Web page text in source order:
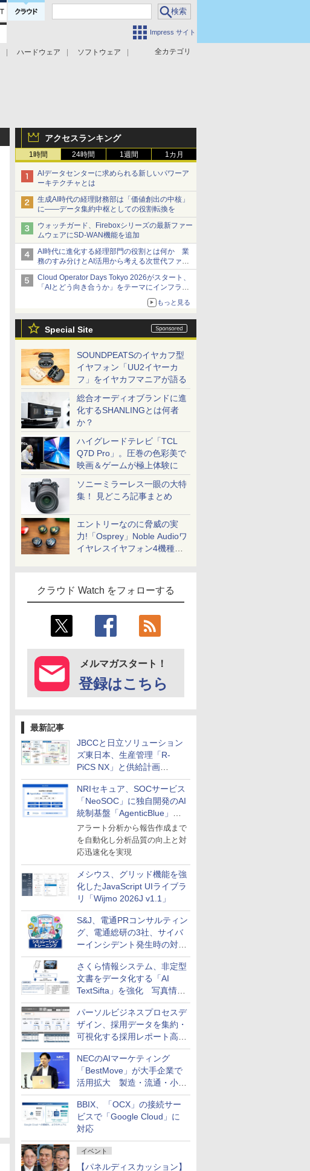
Impress サイト
全カテゴリ
ハードウェア
ソフトウェア
アクセスランキング
1時間 24時間 1週間 1カ月
AIデータセンターに求められる新しいパワーア
ーキテクチャとは
生成AI時代の経理財務部は「価値創出の中核」
に――データ集約中枢としての役割転換を
ウォッチガード、Fireboxシリーズの最新ファー
ムウェアにSD-WAN機能を追加
AI時代に進化する経理部門の役割とは何か 業
務のすみ分けとAI活用から考える次世代ファイ
ナンス戦略
Cloud Operator Days Tokyo 2026がスタート、
「AIとどう向き合うか」をテーマにインフラ運
もっと見る
Special Site
SOUNDPEATSのイヤカフ型
イヤフォン「UU2イヤーカ
フ」をイヤカフマニアが語る
総合オーディオブランドに進
化するSHANLINGとは何者
か？
ハイグレードテレビ「TCL
Q7D Pro」。圧巻の色彩美で
映画＆ゲームが極上体験に
ソニーミラーレス一眼の大特
集！ 見どころ記事まとめ
エントリーなのに脅威の実
力!「Osprey」Noble Audioワ
イヤレスイヤフォン4機種を
クラウド Watch をフォローする
メルマガスタート！
登録はこちら
最新記事
JBCCと日立ソリューション
ズ東日本、生産管理「R-
PiCS NX」と供給計画
「scSQUARE ISP」の連携サ
ービスを提供開始
NRIセキュア、SOCサービス
「NeoSOC」に独自開発のAI
統制基盤「AgenticBlue」を
導入
アラート分析から報告作成まで
を自動化し分析品質の向上と対
応迅速化を実現
メシウス、グリッド機能を強
化したJavaScript UIライブラ
リ「Wijmo 2026J v1.1」
S&J、電通PRコンサルティン
グ、電通総研の3社、サイバ
ーインシデント発生時の対応
と危機管理広報を一体的に訓
練するプログラムを提供
さくら情報システム、非定型
文書をデータ化する「AI
TextSifta」を強化 写真情報
のデータ化などに対応
パーソルビジネスプロセスデ
ザイン、採用データを集約・
可視化する採用レポート高速
化サービスを提供
NECのAIマーケティング
「BestMove」が大手企業で
活用拡大 製造・流通・小売
企業・広告代理店などが実装
フェーズへ
BBIX、「OCX」の接続サー
ビスで「Google Cloud」に
対応
イベント
【パネルディスカッション】